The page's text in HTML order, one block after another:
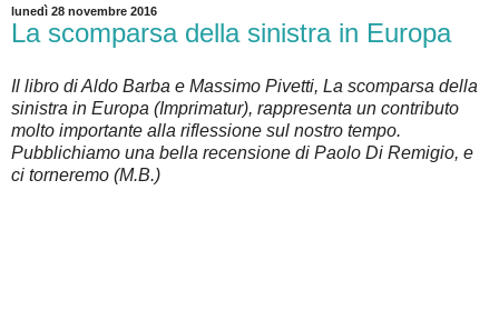
lunedì 28 novembre 2016
La scomparsa della sinistra in Europa
Il libro di Aldo Barba e Massimo Pivetti, La scomparsa della
sinistra in Europa (Imprimatur), rappresenta un contributo
molto importante alla riflessione sul nostro tempo.
Pubblichiamo una bella recensione di Paolo Di Remigio, e
ci torneremo (M.B.)